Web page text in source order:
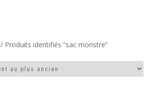
/ Produits identifiés “sac monstre”